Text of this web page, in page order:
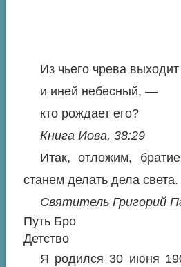
Из чьего чрева
и иней небесный, —
кто рождает его?
Книга Иова, 38:29
Итак, отложим,
станем делать дела света.
Святитель Григорий
Путь Бро
Детство
Я родился 30 июня